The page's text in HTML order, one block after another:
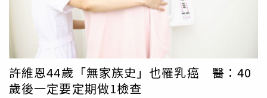
許維恩44歲「無家族史」也罹乳癌 醫：40
歲後一定要定期做1檢查